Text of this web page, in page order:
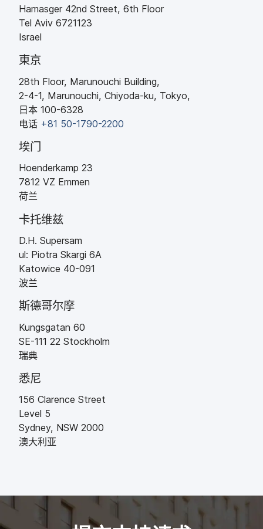
Hamasger 42nd Street, 6th Floor
Tel Aviv6721123
Israel
東京
28th Floor, Marunouchi Building,
2-4-1, Marunouchi, Chiyoda-ku, Tokyo,
日本 100-6328
电话 +81 50-1790-2200
埃门
Hoenderkamp 23
7812 VZ Emmen
荷兰
卡托维兹
D.H. Supersam
ul: Piotra Skargi 6A
Katowice 40-091
波兰
斯德哥尔摩
Kungsgatan 60
SE-111 22 Stockholm
瑞典
悉尼
156 Clarence Street
Level 5
Sydney, NSW 2000
澳大利亚